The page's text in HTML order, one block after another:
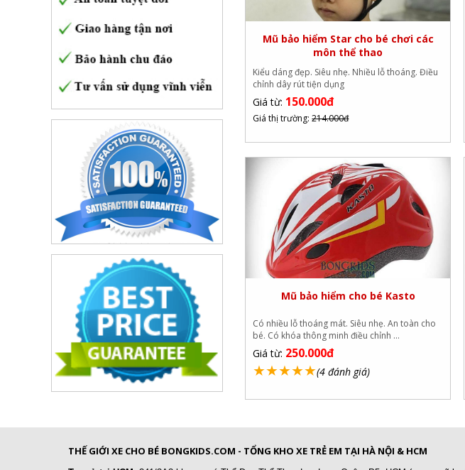
Mũ bảo hiểm Star cho bé chơi các
môn thể thao
Kiểu dáng đẹp. Siêu nhẹ. Nhiều lỗ thoáng. Điều
chỉnh dây rút tiện dụng
Giá từ: 150.000đ
Giá thị trường:214.000đ
Mũ bảo hiểm cho bé Kasto
Có nhiều lỗ thoáng mát. Siêu nhẹ. An toàn cho
bé. Có khóa thông minh điều chỉnh ...
Giá từ: 250.000đ
★★★★★(4 đánh giá)
THẾ GIỚI XE CHO BÉ BONGKIDS.COM - TỔNG KHO XE TRẺ EM TẠI HÀ NỘI & HCM